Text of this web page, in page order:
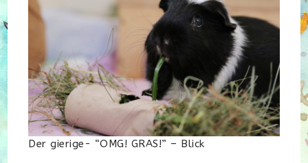
Der gierige- “OMG! GRAS!” – Blick